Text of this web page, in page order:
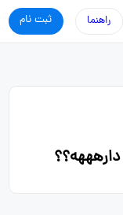
ثبت نام راهنما